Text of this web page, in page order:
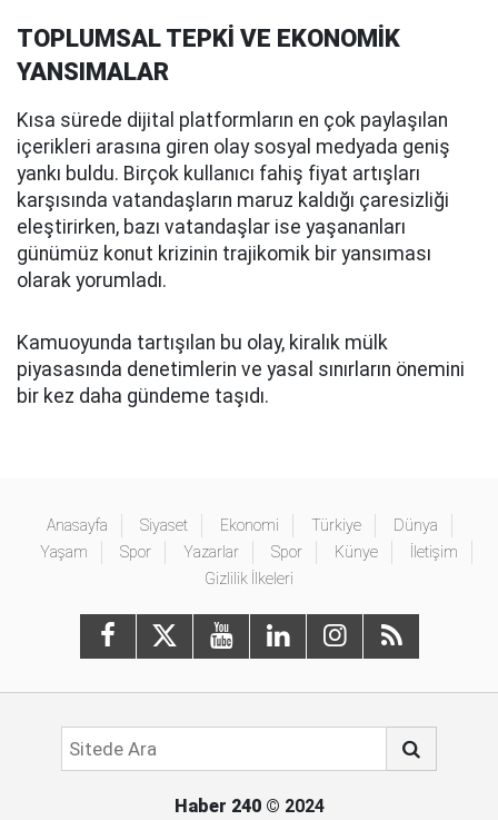
TOPLUMSAL TEPKİ VE EKONOMİK
YANSIMALAR
Kısa sürede dijital platformların en çok paylaşılan
içerikleri arasına giren olay sosyal medyada geniş
yankı buldu. Birçok kullanıcı fahiş fiyat artışları
karşısında vatandaşların maruz kaldığı çaresizliği
eleştirirken, bazı vatandaşlar ise yaşananları
günümüz konut krizinin trajikomik bir yansıması
olarak yorumladı.
Kamuoyunda tartışılan bu olay, kiralık mülk
piyasasında denetimlerin ve yasal sınırların önemini
bir kez daha gündeme taşıdı.
Anasayfa Siyaset Ekonomi Türkiye
Dünya
Yaşam
Spor Yazarlar Spor Künye
İletişim
Gizlilik İlkeleri
Haber 240© 2024